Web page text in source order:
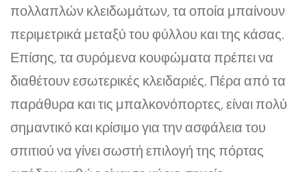
πολλαπλών κλειδωμάτων, τα οποία μπαίνουν
περιμετρικά μεταξύ του φύλλου και της κάσας.
Επίσης, τα συρόμενα κουφώματα πρέπει να
διαθέτουν εσωτερικές κλειδαριές. Πέρα από τα
παράθυρα και τις μπαλκονόπορτες, είναι πολύ
σημαντικό και κρίσιμο για την ασφάλεια του
σπιτιού να γίνει σωστή επιλογή της πόρτας